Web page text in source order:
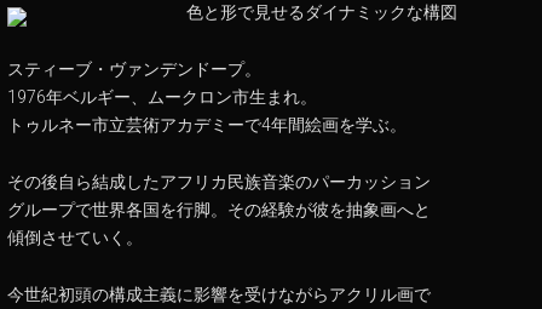
色と形で見せるダイナミックな構図
スティーブ・ヴァンデンドープ。
1976年ベルギー、ムークロン市生まれ。
トゥルネー市立芸術アカデミーで4年間絵画を学ぶ。
その後自ら結成したアフリカ民族音楽のパーカッション
グループで世界各国を行脚。その経験が彼を抽象画へと
傾倒させていく。
今世紀初頭の構成主義に影響を受けながらアクリル画で